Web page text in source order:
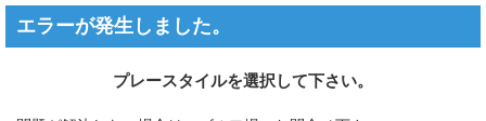
エラーが発生しました。
プレースタイルを選択して下さい。